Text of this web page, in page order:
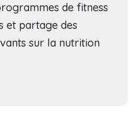
de fitness
et partage des
sur la nutrition